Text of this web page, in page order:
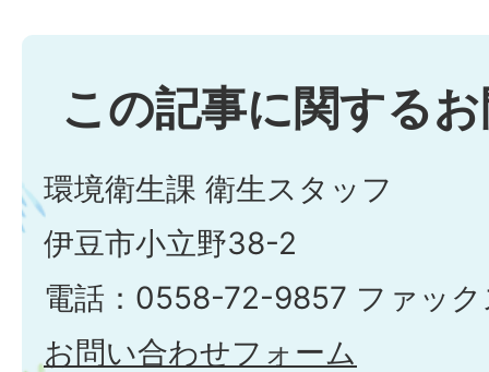
この記事に関する
環境衛生課 衛生スタッフ
伊豆市小立野38-2
電話：0558-72-9857 ファッ
お問い合わせフォーム